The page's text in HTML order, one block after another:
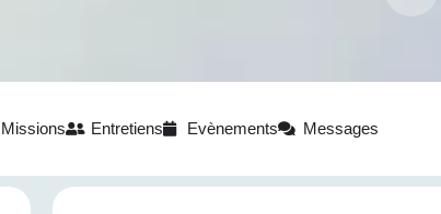
Missions Entretiens Evènements Messages